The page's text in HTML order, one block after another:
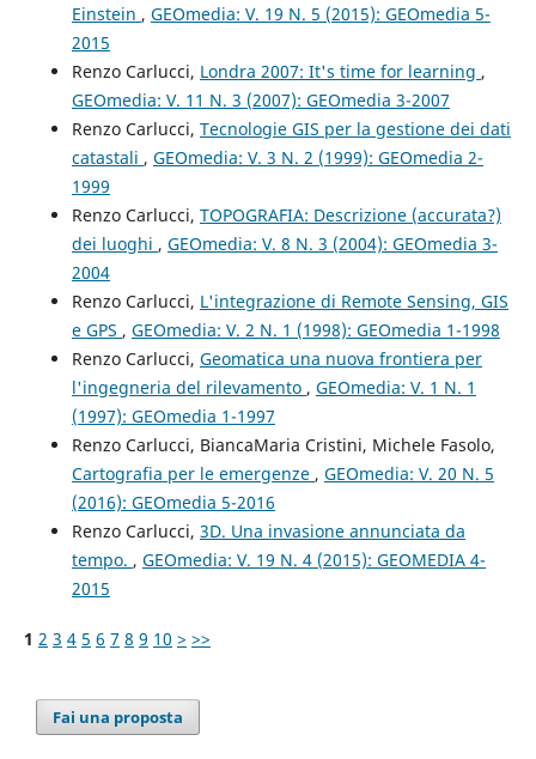
Einstein , GEOmedia: V. 19 N. 5 (2015): GEOmedia 5-
2015
Renzo Carlucci, Londra 2007: It's time for learning ,
GEOmedia: V. 11 N. 3 (2007): GEOmedia 3-2007
Renzo Carlucci, Tecnologie GIS per la gestione dei dati
catastali , GEOmedia: V. 3 N. 2 (1999): GEOmedia 2-
1999
Renzo Carlucci, TOPOGRAFIA: Descrizione (accurata?)
dei luoghi , GEOmedia: V. 8 N. 3 (2004): GEOmedia 3-
2004
Renzo Carlucci, L'integrazione di Remote Sensing, GIS
e GPS , GEOmedia: V. 2 N. 1 (1998): GEOmedia 1-1998
Renzo Carlucci, Geomatica una nuova frontiera per
l'ingegneria del rilevamento , GEOmedia: V. 1 N. 1
(1997): GEOmedia 1-1997
Renzo Carlucci, BiancaMaria Cristini, Michele Fasolo,
Cartografia per le emergenze , GEOmedia: V. 20 N. 5
(2016): GEOmedia 5-2016
Renzo Carlucci, 3D. Una invasione annunciata da
tempo. , GEOmedia: V. 19 N. 4 (2015): GEOMEDIA 4-
2015
1 2 3 4 5 6 7 8 9 10 > >>
Fai una proposta